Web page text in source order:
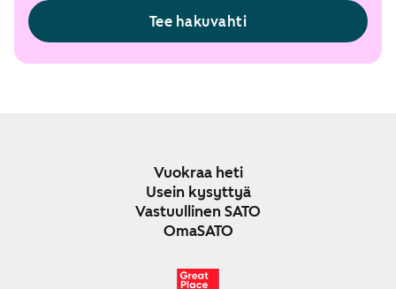
Tee hakuvahti
Vuokraa heti
Usein kysyttyä
Vastuullinen SATO
OmaSATO